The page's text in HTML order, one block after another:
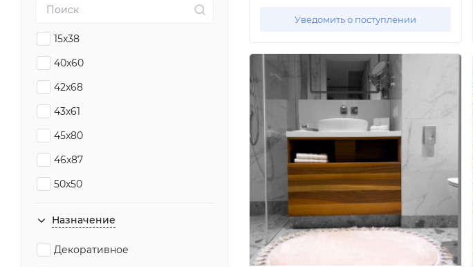
15x38
40x60
42x68
43x61
45x80
46x87
50x50
50x70
Назначение
Декоративное
Уведомить о поступлении